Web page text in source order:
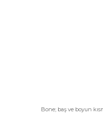
Bone; baş ve boyun